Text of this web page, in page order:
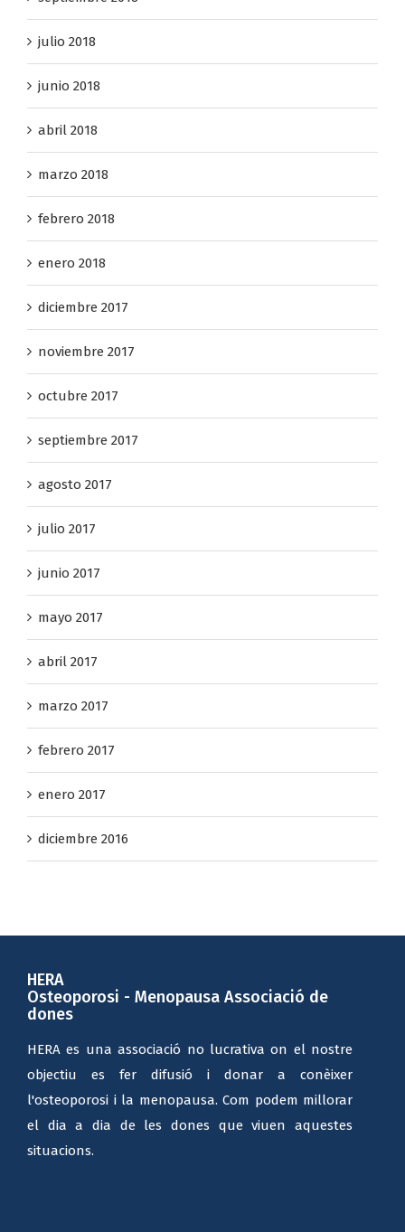
septiembre 2018
julio 2018
junio 2018
abril 2018
marzo 2018
febrero 2018
enero 2018
diciembre 2017
noviembre 2017
octubre 2017
septiembre 2017
agosto 2017
julio 2017
junio 2017
mayo 2017
abril 2017
marzo 2017
febrero 2017
enero 2017
diciembre 2016
HERA
Osteoporosi - Menopausa Associació de
HERA es una associació no lucrativa on el nostre
objectiu es fer difusió i donar a conèixer
l'osteoporosi i la menopausa. Com podem millorar
el dia a dia de les dones que viuen aquestes